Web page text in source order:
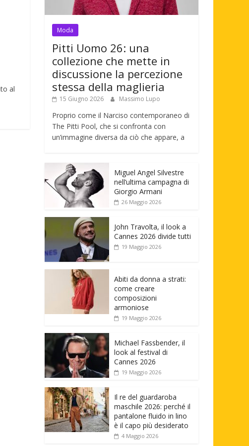
al
Moda
Pitti Uomo 26: una
collezione che mette in
discussione la percezione
stessa della maglieria
15 Giugno 2026 Massimo Lupo
Proprio come il Narciso contemporaneo di
The Pitti Pool, che si confronta con
un’immagine diversa da ciò che appare, a
Miguel Angel Silvestre
nell’ultima campagna di
Giorgio Armani
26 Maggio 2026
John Travolta, il look a
Cannes 2026 divide tutti
19 Maggio 2026
Abiti da donna a strati:
come creare
composizioni
armoniose
19 Maggio 2026
Michael Fassbender, il
look al festival di
Cannes 2026
19 Maggio 2026
Il re del guardaroba
maschile 2026: perché il
pantalone fluido in lino
è il capo più desiderato
4 Maggio 2026